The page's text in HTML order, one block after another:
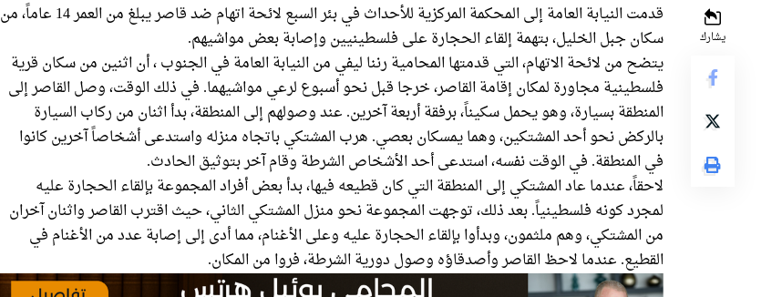
يشارك
قدمت النيابة العامة إلى المحكمة المركزية للأحداث في بئر السبع لائحة اتهام ضد قاصر يبلغ من العمر 14 عاماً، من
سكان جبل الخليل، بتهمة إلقاء الحجارة على فلسطينيين وإصابة بعض مواشيهم.
يتضح من لائحة الاتهام، التي قدمتها المحامية رننا ليفي من النيابة العامة في الجنوب ، أن اثنين من سكان قرية
فلسطينية مجاورة لمكان إقامة القاصر، خرجا قبل نحو أسبوع لرعي مواشيهما. في ذلك الوقت، وصل القاصر إلى
المنطقة بسيارة، وهو يحمل سكيناً، برفقة أربعة آخرين. عند وصولهم إلى المنطقة، بدأ اثنان من ركاب السيارة
بالركض نحو أحد المشتكين، وهما يمسكان بعصي. هرب المشتكي باتجاه منزله واستدعى أشخاصاً آخرين كانوا
في المنطقة. في الوقت نفسه، استدعى أحد الأشخاص الشرطة وقام آخر بتوثيق الحادث.
لاحقاً، عندما عاد المشتكي إلى المنطقة التي كان قطيعه فيها، بدأ بعض أفراد المجموعة بإلقاء الحجارة عليه
لمجرد كونه فلسطينياً. بعد ذلك، توجهت المجموعة نحو منزل المشتكي الثاني، حيث اقترب القاصر واثنان آخران
من المشتكي، وهم ملثمون، وبدأوا بإلقاء الحجارة عليه وعلى الأغنام، مما أدى إلى إصابة عدد من الأغنام في
القطيع. عندما لاحظ القاصر وأصدقاؤه وصول دورية الشرطة، فروا من المكان.